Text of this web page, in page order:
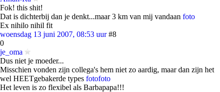
Fok! this shit!
Dat is dichterbij dan je denkt...maar 3 km van mij vandaan foto
Ex nihilo nihil fit
woensdag 13 juni 2007, 08:53 uur #8
0
je_oma
Dus niet je moeder...
Misschien vonden zijn collega's hem niet zo aardig, maar dan zijn het
wel HEETgebakerde types fotofoto
Het leven is zo flexibel als Barbapapa!!!